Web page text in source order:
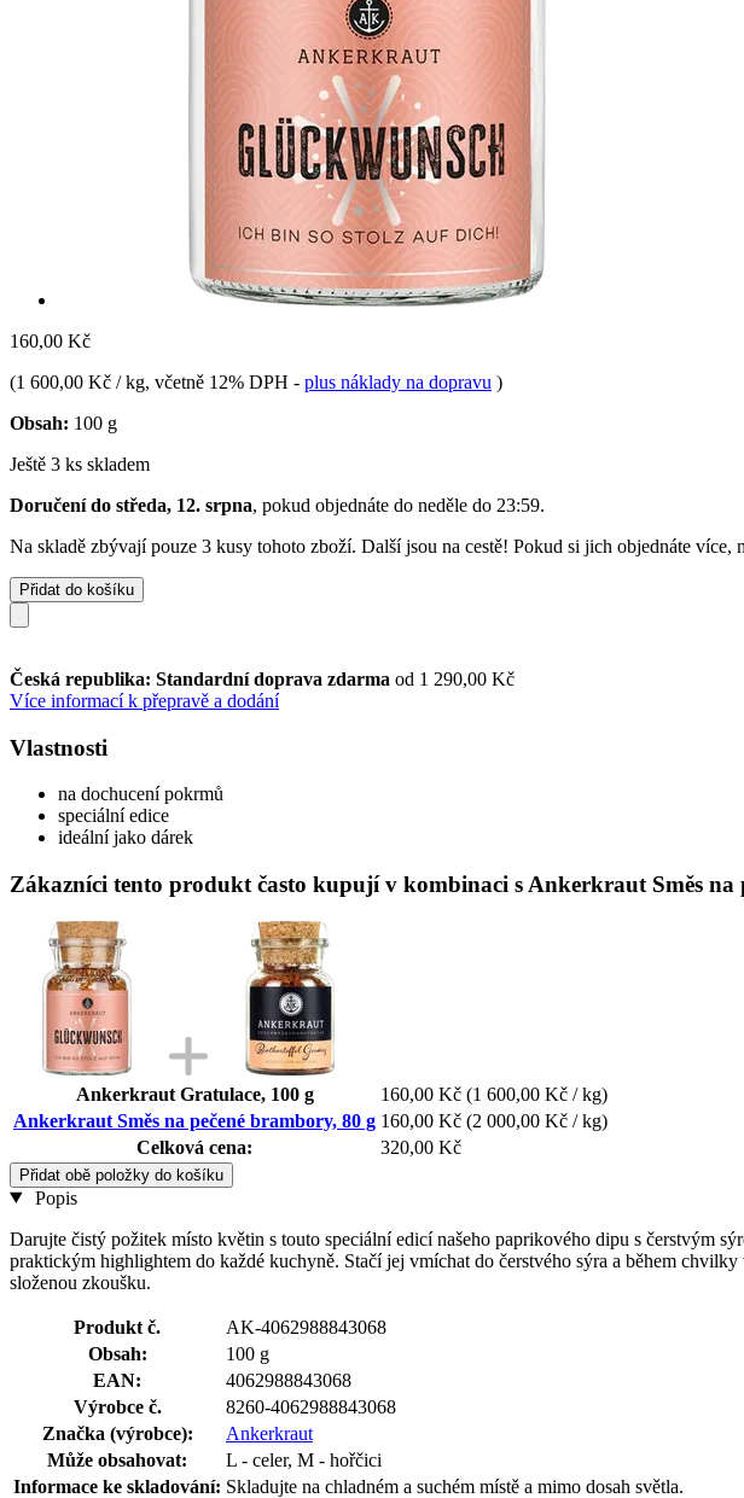
160,00 Kč
(1 600,00 Kč / kg, včetně 12% DPH - plus náklady na dopravu )
Obsah: 100 g
Ještě 3 ks skladem
Doručení do středa, 12. srpna, pokud objednáte do neděle do 23:59.
Na skladě zbývají pouze 3 kusy tohoto zboží. Další jsou na cestě! Pokud si jich objednáte více,
Přidat do košíku
Česká republika: Standardní doprava zdarma od 1 290,00 Kč
Více informací k přepravě a dodání
Vlastnosti
na dochucení pokrmů
speciální edice
ideální jako dárek
Zákazníci tento produkt často kupují v kombinaci s Ankerkraut Směs na
Ankerkraut Gratulace, 100 g 160,00 Kč (1 600,00 Kč / kg)
Ankerkraut Směs na pečené brambory, 80 g 160,00 Kč (2 000,00 Kč / kg)
Celková cena:
320,00 Kč
Přidat obě položky do košíku
Popis
Darujte čistý požitek místo květin s touto speciální edicí našeho paprikového dipu s čerstvým
praktickým highlightem do každé kuchyně. Stačí jej vmíchat do čerstvého sýra a během
složenou zkoušku.
Produkt č.
AK-4062988843068
Obsah:
100 g
EAN:
4062988843068
Výrobce č.
8260-4062988843068
Značka (výrobce):
Ankerkraut
Může obsahovat:
L - celer, M - hořčici
Informace ke skladování: Skladujte na chladném a suchém místě a mimo dosah světla.